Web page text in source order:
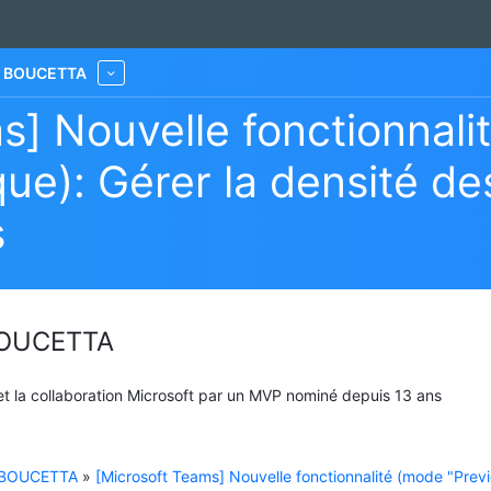
Nouvelle
Gérer la densité
la collaboration Microsoft par un MVP nominé depuis 13 ans
» [Microsoft Teams] Nouvelle fonctionnalité (mode